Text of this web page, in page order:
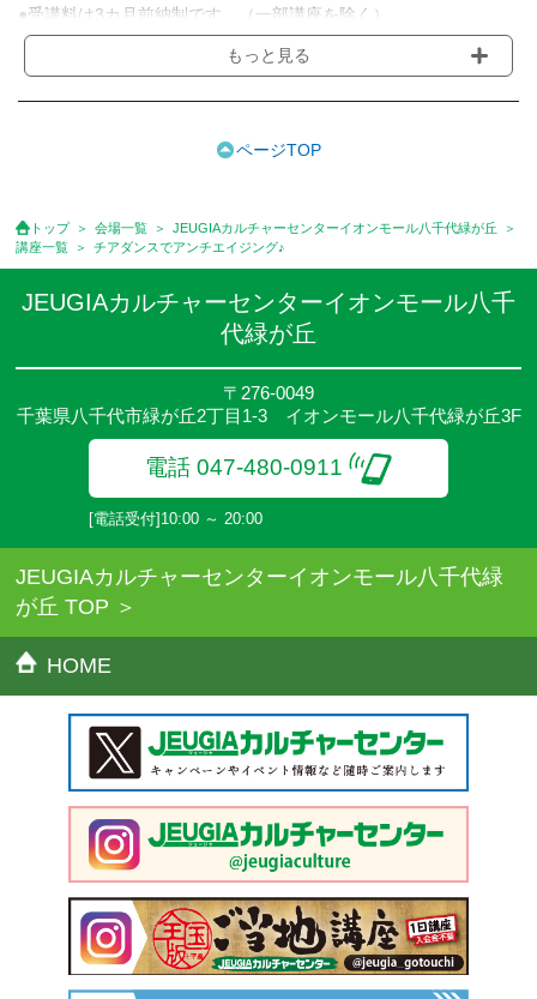
●受講料は3カ月前納制です。（一部講座を除く）
●受講料には運営費として１講座につき月額770円(税込)が含まれ
ております。また一部の講座では別途傷害保険料も含まれており
用は含まれておりません。
のでご確認ください。
●参加人数が一定に満たない場合、体験や講座開講を中止または延
期することがあります。
●その他、詳しい内容については、ご入会時にご説明をさせていた
もっと見る
ページTOP
トップ 会場一覧
JEUGIAカルチャーセンターイオンモール八千代緑が丘
講座一覧
チアダンスでアンチエイジング♪
JEUGIAカルチャーセンターイオンモール八千
代緑が丘
〒276-0049
千葉県八千代市緑が丘2丁目1-3 イオンモール八千代緑が丘3F
電話 047-480-0911
[電話受付]10:00 ～ 20:00
JEUGIAカルチャーセンターイオンモール八千代緑
が丘 TOP
HOME